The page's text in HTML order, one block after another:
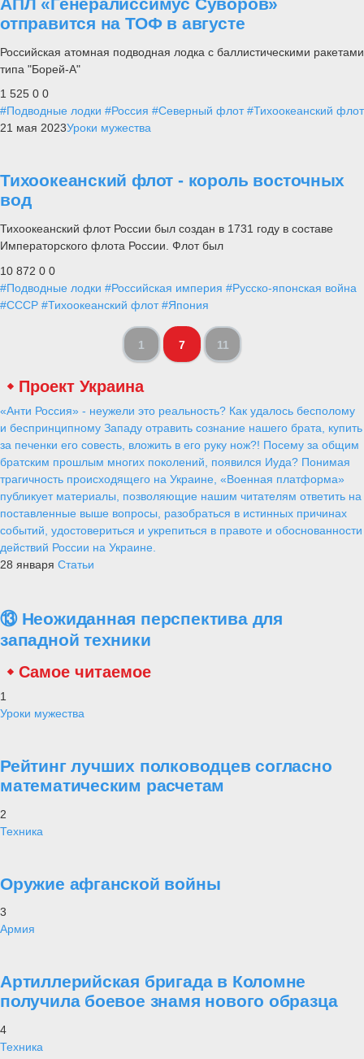
отправится на ТОФ в августе
Российская атомная подводная лодка с баллистическими ракетами
типа "Борей-А"
1 525 0 0
#Подводные лодки #Россия #Северный флот #Тихоокеанский флот
21 мая 2023Уроки мужества
Тихоокеанский флот - король восточных
вод
Тихоокеанский флот России был создан в 1731 году в составе
Императорского флота России. Флот был
10 872 0 0
#Подводные лодки #Российская империя #Русско-японская война
#СССР #Тихоокеанский флот #Япония
1 7 11
Проект Украина
«Анти Россия» - неужели это реальность? Как удалось бесполому
и беспринципному Западу отравить сознание нашего брата, купить
за печенки его совесть, вложить в его руку нож?! Посему за общим
братским прошлым многих поколений, появился Иуда? Понимая
трагичность происходящего на Украине, «Военная платформа»
публикует материалы, позволяющие нашим читателям ответить на
поставленные выше вопросы, разобраться в истинных причинах
событий, удостовериться и укрепиться в правоте и обоснованности
действий России на Украине.
28 января Статьи
⑬ Неожиданная перспектива для
западной техники
Самое читаемое
1
Уроки мужества
Рейтинг лучших полководцев согласно
математическим расчетам
2
Техника
Оружие афганской войны
3
Армия
Артиллерийская бригада в Коломне
получила боевое знамя нового образца
4
Техника